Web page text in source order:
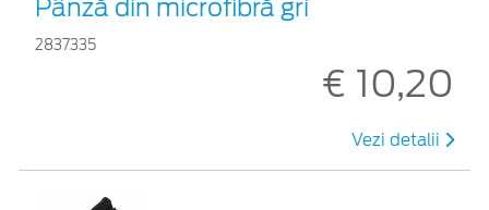
Pânză din microfibră gri
2837335
€ 10,20
Vezi detalii